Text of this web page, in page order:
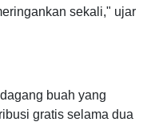
sekali," ujar
buah yang
gratis selama dua